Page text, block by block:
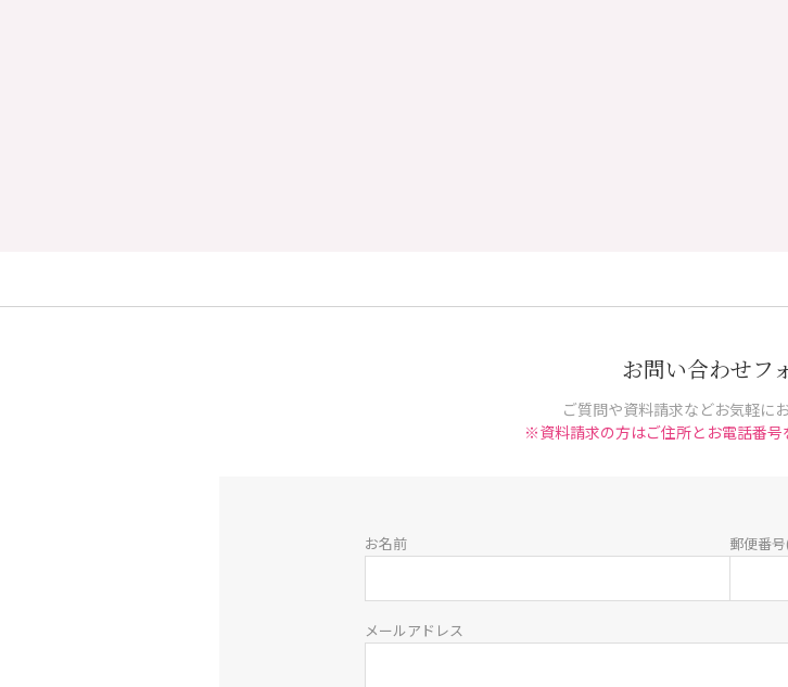
お問い合わせフ
ご質問や資料請求などお気軽に
※資料請求の方はご住所とお電話番号
お名前 郵便番
メールアドレス